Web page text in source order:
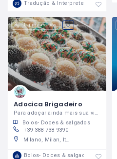
Tradução & Interprete
Ligue para nós
Adocica Brigadeiro
Para adoçar ainda mais sua vida!
Bolos- Doces & salgados
+39 388 738 9390
Milano, Milan, Italy
Bolos- Doces & salgados